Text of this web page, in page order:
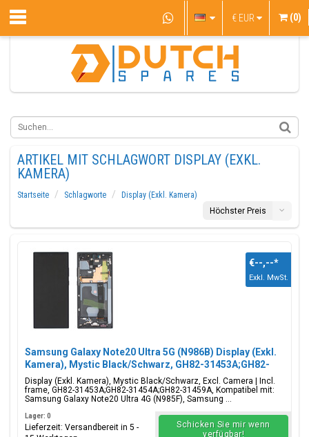
€ EUR (0)
ARTIKEL MIT SCHLAGWORT DISPLAY (EXKL.
KAMERA)
Startseite Schlagworte
Display (Exkl. Kamera)
Höchster Preis
Samsung Galaxy Note20 Ultra 5G (N986B) Display (Exkl.
Kamera), Mystic Black/Schwarz, GH82-31453A;GH82-
31454A;GH82-31459A
Display (Exkl. Kamera), Mystic Black/Schwarz, Excl. Camera | Incl.
frame, GH82-31453A;GH82-31454A;GH82-31459A, Kompatibel mit:
Samsung Galaxy Note20 Ultra 4G (N985F), Samsung ...
€--,--*
Exkl. MwSt.
Lager: 0
Lieferzeit: Versandbereit in 5 -
Schicken Sie mir wenn
verfügbar!